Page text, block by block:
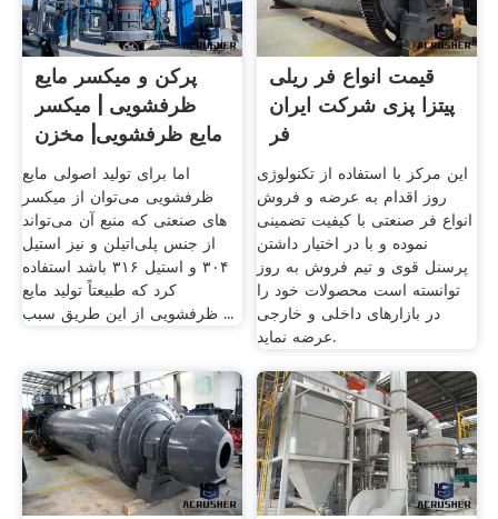
پرکن و میکسر مایع
ظرفشویی | میکسر
مایع ظرفشویی| مخزن
استیل ...
اما برای تولید اصولی مایع
ظرفشویی می‌توان از میکسر
های صنعتی که منبع آن می‌تواند
از جنس پلی‌اتیلن و نیز استیل
۳۰۴ و استیل ۳۱۶ باشد استفاده
کرد که طبیعتاً تولید مایع
ظرفشویی از این طریق سبب ...
قیمت انواع فر ریلی
پیتزا پزی شرکت ایران
فر
این مرکز با استفاده از تکنولوژی
روز اقدام به عرضه و فروش
انواع فر صنعتی با کیفیت تضمینی
نموده و با در اختیار داشتن
پرسنل قوی و تیم فروش به روز
توانسته است محصولات خود را
در بازارهای داخلی و خارجی
عرضه نماید.